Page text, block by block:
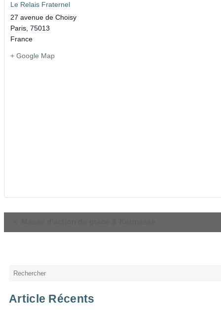
Le Relais Fraternel
27 avenue de Choisy
Paris 75013
France
+ Google Map
Évènement
Rechercher
Article Récents